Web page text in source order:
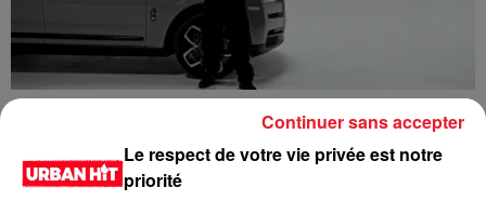
Le respect de votre vie privée est notre
priorité
Continuer sans accepter